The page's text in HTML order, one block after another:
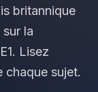
britannique
la
Lisez
chaque sujet.